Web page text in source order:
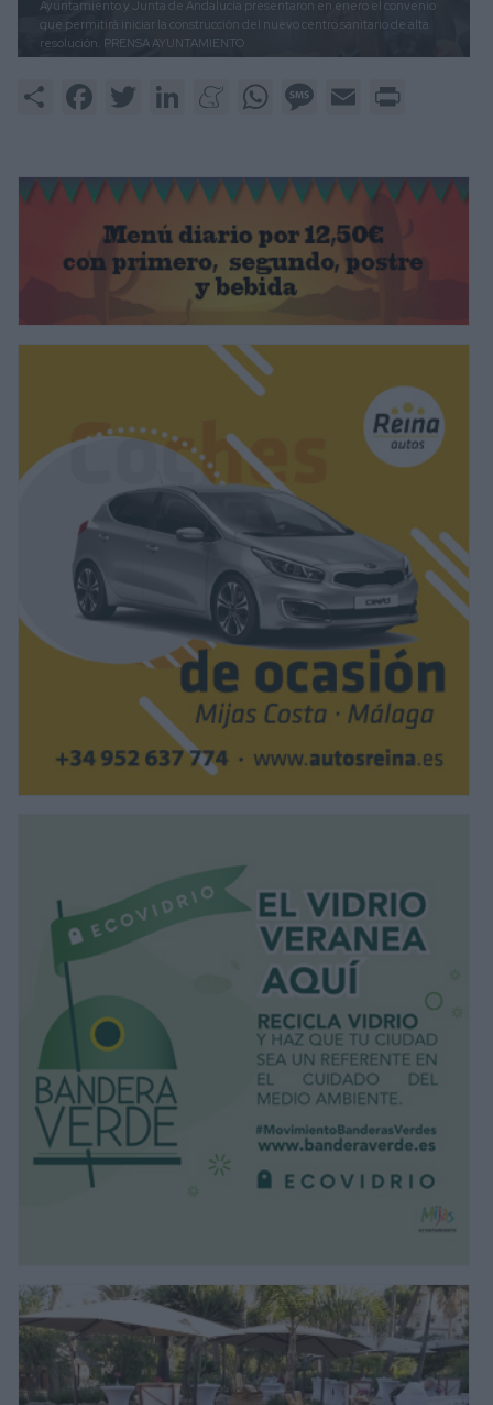
Ayuntamiento y Junta de Andalucía presentaron en enero el convenio
que permitirá iniciar la construcción del nuevo centro sanitario de alta
resolución. PRENSA AYUNTAMIENTO
Share FacebookTwitter LinkedInMeneameWhatsAppMessage
Email